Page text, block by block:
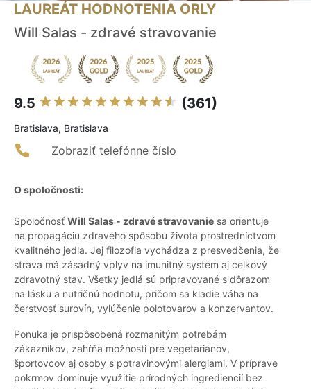
LAUREÁT HODNOTENIA ORLY
Will Salas - zdravé stravovanie
9.5 (361)
Bratislava, Bratislava
Zobraziť telefónne číslo
O spoločnosti:
Spoločnosť Will Salas - zdravé stravovanie sa orientuje
na propagáciu zdravého spôsobu života prostredníctvom
kvalitného jedla. Jej filozofia vychádza z presvedčenia, že
strava má zásadný vplyv na imunitný systém aj celkový
zdravotný stav. Všetky jedlá sú pripravované s dôrazom
na lásku a nutričnú hodnotu, pričom sa kladie váha na
čerstvosť surovín, vylúčenie polotovarov a konzervantov.
Ponuka je prispôsobená rozmanitým potrebám
zákazníkov, zahŕňa možnosti pre vegetariánov,
športovcov aj osoby s potravinovými alergiami. V príprave
pokrmov dominuje využitie prírodných ingrediencií bez